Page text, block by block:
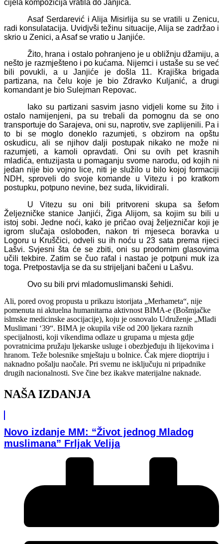
cijela kompozicija vratila do Janjića.
Asaf Serdarević i Alija Misirlija su se vratili u Zenicu,
radi konsulatacija. Uvidjvši težinu situacije, Alija se zadržao i
skrio u Zenici, a Asaf se vratio u Janjiće.
Žito, hrana i ostalo pohranjeno je u obližnju džamiju, a
nešto je razmješteno i po kućama. Nijemci i ustaše su se već
bili povukli, a u Janjiće je došla 11. Krajiška brigada
partizana, na čelu koje je bio Zdravko Kuljanić, a drugi
komandant je bio Sulejman Repovac.
Iako su partizani sasvim jasno vidjeli kome su žito i
ostalo namijenjeni, pa su trebali da pomognu da se ono
transportuje do Sarajeva, oni su, naprotiv, sve zaplijenili. Pa i
to bi se moglo doneklo razumjeti, s obzirom na opštu
oskudicu, ali se njihov dalji postupak nikako ne može ni
razumjeti, a kamoli opravdati. Oni su ovih pet krasnih
mladića, entuzijasta u pomaganju svome narodu, od kojih ni
jedan nije bio vojno lice, niti je služilo u bilo kojoj formaciji
NDH, sproveli do svoje komande u Vitezu i po kratkom
postupku, potpuno nevine, bez suda, likvidirali.
U Vitezu su oni bili pritvoreni skupa sa šefom
Željezničke stanice Janjići, Žiga Alijom, sa kojim su bili u
istoj sobi. Jedne noći, kako je pričao ovaj željezničar koji je
igrom slučaja oslobođen, nakon tri mjeseca boravka u
Logoru u Kruščici, odveli su ih noću u 23 sata prema rijeci
Lašvi. Svjesni šta će se zbiti, oni su prodornim glasovima
učili tekbire. Zatim se čuo rafal i nastao je potpuni muk iza
toga. Pretpostavlja se da su strijeljani bačeni u Lašvu.
Ovo su bili prvi mladomuslimanski šehidi.
Ali, pored ovog propusta u prikazu istorijata „Merhameta“, nije
pomenuta ni aktuelna humanitarna aktivnost BIMA-e (Bošmjačke
islmske medicinske asocijacije), koju je osnovalo Udruženje „Mladi
Muslimani ‘39“. BIMA je okupila više od 200 ljekara raznih
specijalnosti, koji vikendima odlaze u grupama u mjesta gdje
povratnicima pružaju ljekarske usluge i obezbjeđuju ih lijekovima i
hranom. Teže bolesnike smještaju u bolnice. Čak mjere dioptriju i
naknadno pošalju naočale. Pri svemu ne isključuju ni pripadnike
drugih nacionalnosti. Sve čine bez ikakve materijalne naknade.
NAŠA IZDANJA
Novo izdanje MM: “Život jednog Mladog
muslimana” Frljak Velija